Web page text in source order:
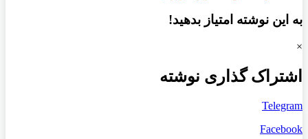
به این نوشته امتیاز بدهید!
×
اشتراک گذاری نوشته
Telegram
Facebook